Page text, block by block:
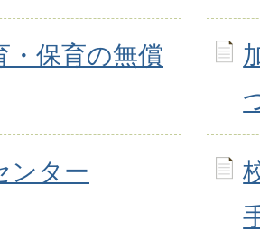
・保育の無償
ンター